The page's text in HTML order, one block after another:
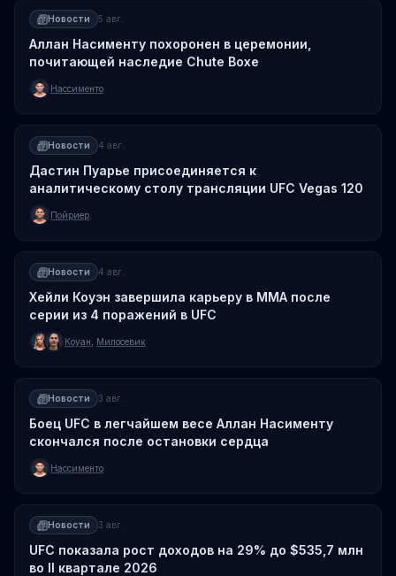
Новости 5 авг.
Аллан Насименту похоронен в церемонии,
почитающей наследие Chute Boxe
Нассименто
Новости 4 авг.
Дастин Пуарье присоединяется к
аналитическому столу трансляции UFC Vegas 120
Пойриер
Новости 4 авг.
Хейли Коуэн завершила карьеру в ММА после
серии из 4 поражений в UFC
Коуан Милосевик
Новости 3 авг.
Боец UFC в легчайшем весе Аллан Насименту
скончался после остановки сердца
Нассименто
Новости 3 авг.
UFC показала рост доходов на 29% до $535,7 млн
во II квартале 2026